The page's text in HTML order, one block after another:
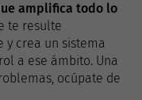
amplifica todo lo
te resulte
y crea un sistema
a ese ámbito. Una
ocúpate de